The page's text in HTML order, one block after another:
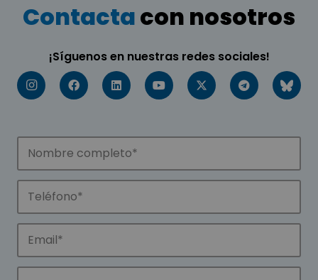
Contactacon nosotros
¡Síguenos en nuestras redes sociales!